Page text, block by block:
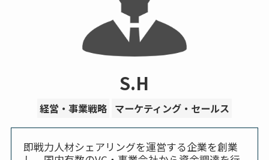
S.H
経営・事業戦略 マーケティング・セールス
即戦力人材シェアリングを運営する企業を創業